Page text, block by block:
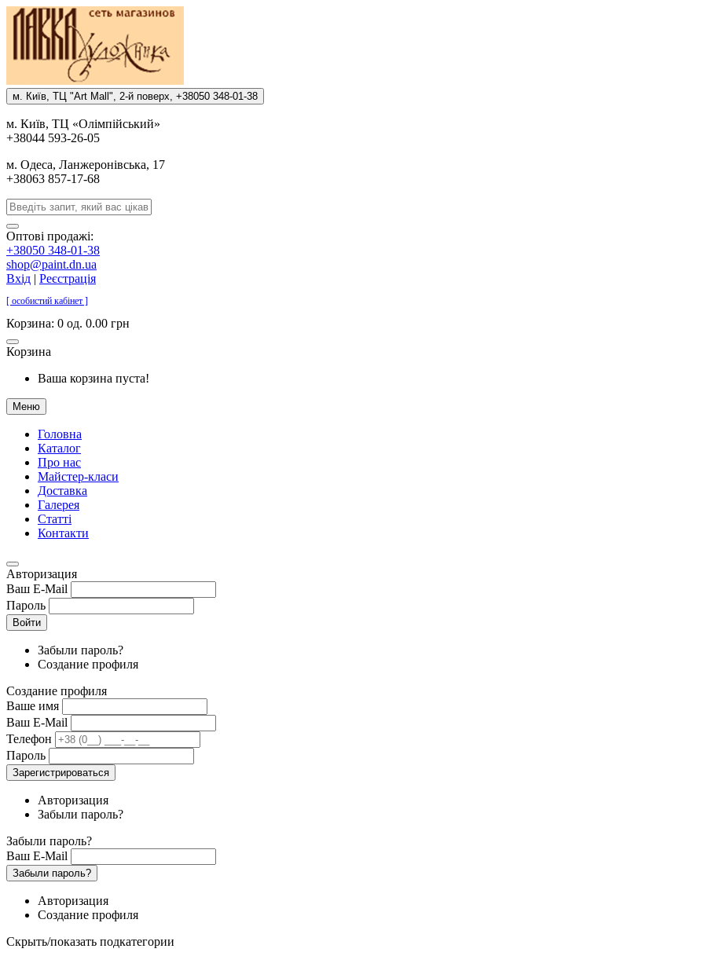
м. Киïв, ТЦ "Art Mall", 2-й поверх, +38050 348-01-38
м. Киïв, ТЦ «Олiмпiйський»
+38044 593-26-05
м. Одеса, Ланжеронiвська, 17
+38063 857-17-68
Оптові продажі:
+38050 348-01-38
shop@paint.dn.ua
Вхід | Реєстрація
[ особистий кабінет ]
Корзина: 0 од. 0.00 грн
Корзина
Ваша корзина пуста!
Меню
Головна
Каталог
Про нас
Майстер-класи
Доставка
Галерея
Статтi
Контакти
Авторизация
Ваш E-Mail
Пароль
Войти
Забыли пароль?
Создание профиля
Создание профиля
Ваше имя
Ваш E-Mail
Телефон
Пароль
Зарегистрироваться
Авторизация
Забыли пароль?
Забыли пароль?
Ваш E-Mail
Забыли пароль?
Авторизация
Создание профиля
Скрыть/показать подкатегории